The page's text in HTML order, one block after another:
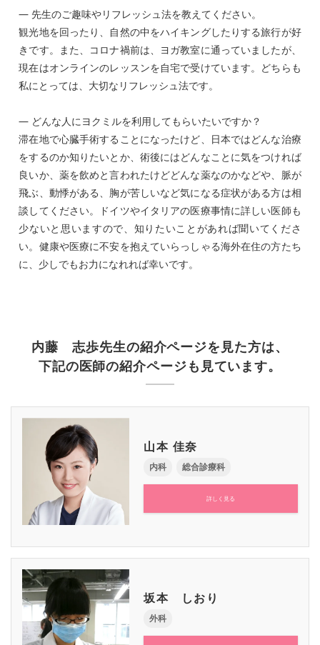
― 先生のご趣味やリフレッシュ法を教えてください。
観光地を回ったり、自然の中をハイキングしたりする旅行が好
きです。また、コロナ禍前は、ヨガ教室に通っていましたが、
現在はオンラインのレッスンを自宅で受けています。どちらも
私にとっては、大切なリフレッシュ法です。
― どんな人にヨクミルを利用してもらいたいですか？
滞在地で心臓手術することになったけど、日本ではどんな治療
をするのか知りたいとか、術後にはどんなことに気をつければ
良いか、薬を飲めと言われたけどどんな薬なのかなどや、脈が
飛ぶ、動悸がある、胸が苦しいなど気になる症状がある方は相
談してください。ドイツやイタリアの医療事情に詳しい医師も
少ないと思いますので、知りたいことがあれば聞いてくださ
い。健康や医療に不安を抱えていらっしゃる海外在住の方たち
に、少しでもお力になれれば幸いです。
内藤 志歩先生の紹介ページを見た方は、
下記の医師の紹介ページも見ています。
山本 佳奈
内科 総合診療科
詳しく見る
坂本 しおり
外科